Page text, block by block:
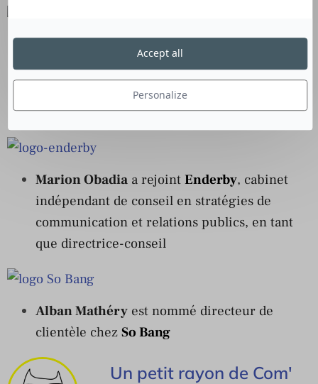
Pixelis Branding for Good
indépendante spécialisée dans le branding,
crée une direction des stratégies, pilotée par
Clémence Sanliset parAlain Cazes
Marion Obadia a rejoint Enderby, cabinet
indépendant de conseil en stratégies de
communication et relations publics, en tant
que directrice-conseil
Alban Mathéry est nommé directeur de
clientèle chez So Bang
Un petit rayon de Com'
Personalize
Accept all